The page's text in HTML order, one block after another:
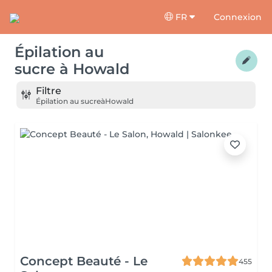
FR Connexion
Épilation au
sucre à Howald
Filtre
Épilation au sucreàHowald
Concept Beauté - Le
455